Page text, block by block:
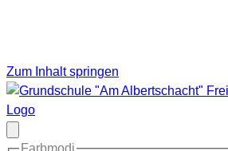
Zum Inhalt springen
schließen
Farbmodi